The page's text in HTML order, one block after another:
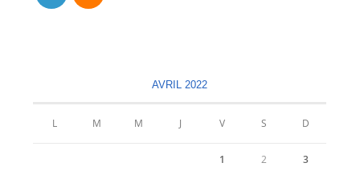
AVRIL 2022
L M M J V S D
1 2 3